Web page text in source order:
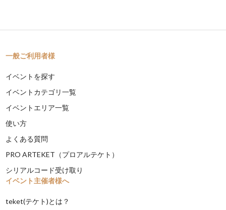
一般ご利用者様
イベントを探す
イベントカテゴリ一覧
イベントエリア一覧
使い方
よくある質問
PRO ARTEKET（プロアルテケト）
シリアルコード受け取り
イベント主催者様へ
teket(テケト)とは？